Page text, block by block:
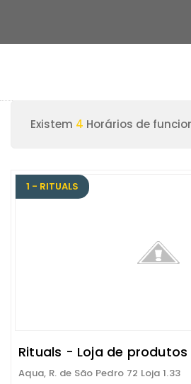
Existem 4 Horários de
1 - RITUALS
Rituals - Loja de
Aqua, R. de São Pedro 72 Loja 1.33